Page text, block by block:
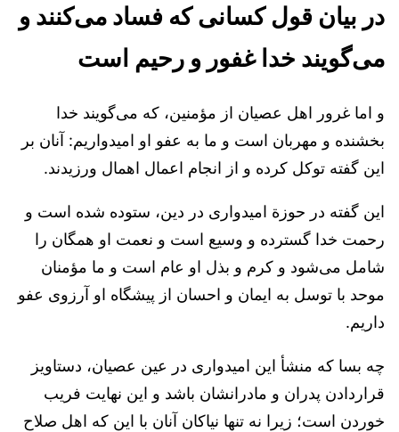
در بیان قول کسانی که فساد می‌کنند و
می‌گویند خدا غفور و رحیم است
و اما غرور اهل عصیان از مؤمنین، که می‌گویند خدا
بخشنده و مهربان است و ما به عفو او امیدواریم: آنان بر
این گفته توکل کرده و از انجام اعمال اهمال ورزیدند.
این گفته در حوزة امیدواری در دین، ستوده شده است و
رحمت خدا گسترده و وسیع است و نعمت او همگان را
شامل می‌شود و کرم و بذل او عام است و ما مؤمنان
موحد با توسل به ایمان و احسان از پیشگاه او آرزوی عفو
داریم.
چه بسا که منشأ این امیدواری در عین عصیان، دستاویز
قراردادن پدران و مادرانشان باشد و این نهایت فریب
خوردن است؛ زیرا نه تنها نیاکان آنان با این که اهل صلاح